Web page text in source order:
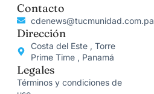
Contacto
cdenews@tucmunidad.com.pa
Dirección
Costa del Este , Torre
Prime Time , Panamá
Legales
Términos y condiciones de